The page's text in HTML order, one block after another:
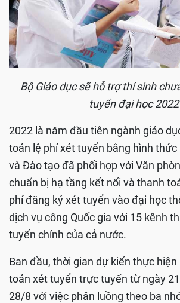
Bộ Giáo dục sẽ hỗ trợ thí sinh
tuyển đại học 2022
2022 là năm đầu tiên ngành giáo
toán lệ phí xét tuyển bằng hình thức
và Đào tạo đã phối hợp với Văn
chuẩn bị hạ tầng kết nối và thanh
phí đăng ký xét tuyển vào đại học
dịch vụ công Quốc gia với 15 kênh
tuyến chính của cả nước.
Ban đầu, thời gian dự kiến thực
toán xét tuyển trực tuyến từ ngày
28/8 với việc phân luồng theo ba